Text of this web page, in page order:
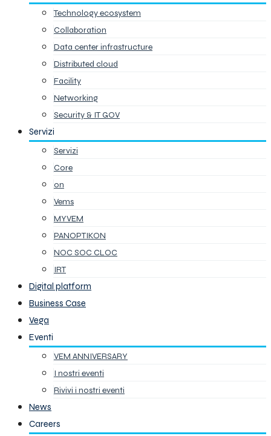
Technology ecosystem
Collaboration
Data center infrastructure
Distributed cloud
Facility
Networking
Security & IT GOV
Servizi
Servizi
Core
on
Vems
MYVEM
PANOPTIKON
NOC SOC CLOC
IRT
Digital platform
Business Case
Vega
Eventi
VEM ANNIVERSARY
I nostri eventi
Rivivi i nostri eventi
News
Careers